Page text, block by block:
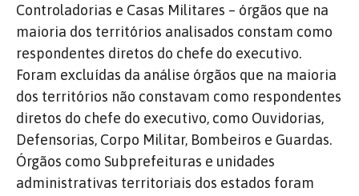
Controladorias e Casas Militares – órgãos que na
maioria dos territórios analisados constam como
respondentes diretos do chefe do executivo.
Foram excluídas da análise órgãos que na maioria
dos territórios não constavam como respondentes
diretos do chefe do executivo, como Ouvidorias,
Defensorias, Corpo Militar, Bombeiros e Guardas.
Órgãos como Subprefeituras e unidades
administrativas territoriais dos estados foram